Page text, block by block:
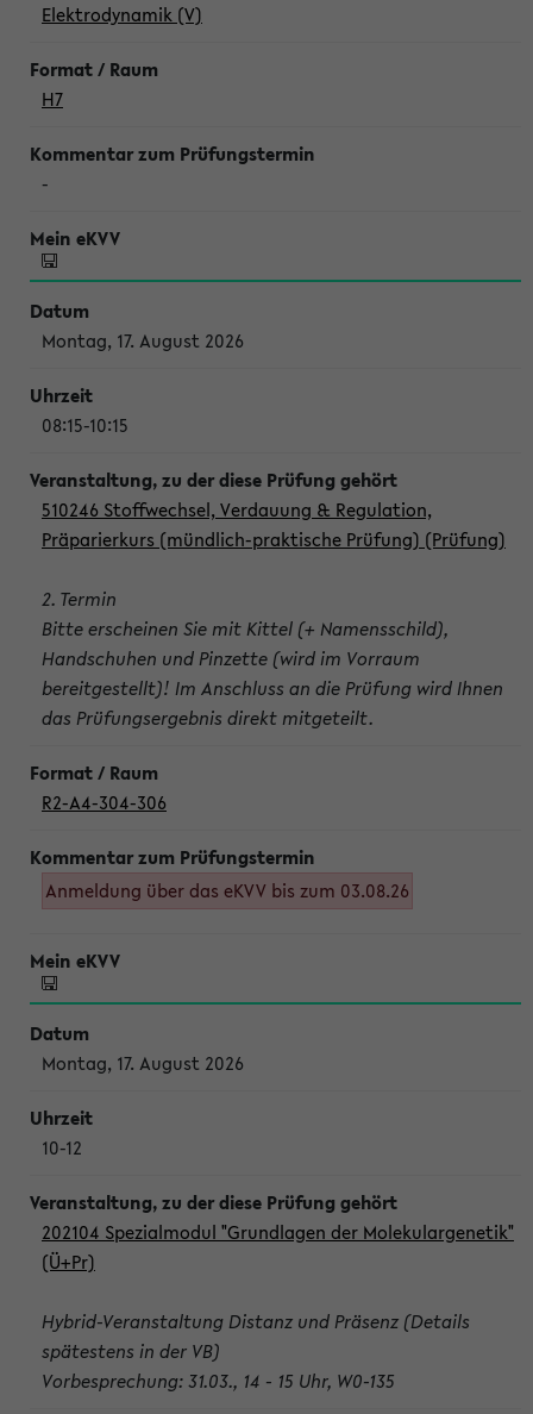
Elektrodynamik (V)
H7
-
Montag, 17. August 2026
08:15-10:15
510246 Stoffwechsel, Verdauung & Regulation,
Präparierkurs (mündlich-praktische Prüfung) (Prüfung)
2. Termin
Bitte erscheinen Sie mit Kittel (+ Namensschild),
Handschuhen und Pinzette (wird im Vorraum
bereitgestellt)! Im Anschluss an die Prüfung wird Ihnen
das Prüfungsergebnis direkt mitgeteilt.
R2-A4-304-306
Anmeldung über das eKVV bis zum 03.08.26
Montag, 17. August 2026
10-12
202104 Spezialmodul "Grundlagen der Molekulargenetik"
(Ü+Pr)
Hybrid-Veranstaltung Distanz und Präsenz (Details
spätestens in der VB)
Vorbesprechung: 31.03., 14 - 15 Uhr, W0-135